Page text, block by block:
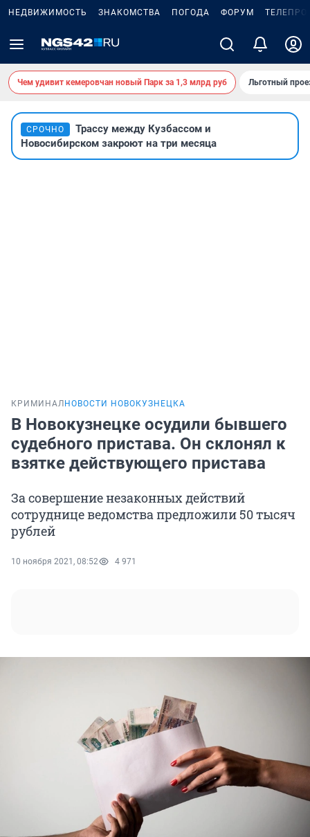
НЕДВИЖИМОСТЬ ЗНАКОМСТВА ПОГОДА ФОРУМ
Чем удивит кемеровчан новый Парк за 1,3 млрд руб Льготный
СРОЧНО
Трассу между Кузбассом и
Новосибирском закроют на три месяца
КРИМИНАЛ НОВОСТИ НОВОКУЗНЕЦКА
В Новокузнецке осудили бывшего
судебного пристава. Он склонял к
взятке действующего пристава
За совершение незаконных действий
сотруднице ведомства предложили 50 тысяч
рублей
10 ноября 2021, 08:52 4 971